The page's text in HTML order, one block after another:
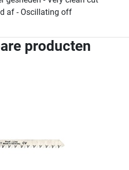
af - Oscillating off
producten